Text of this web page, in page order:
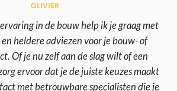
OLIVIER
in de bouw help ik je graag met
heldere adviezen voor je bouw- of
Of je nu zelf aan de slag wilt of een
ervoor dat je de juiste keuzes maakt
met betrouwbare specialisten die je